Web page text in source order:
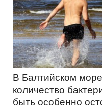
В Балтийском
количество
быть особенно